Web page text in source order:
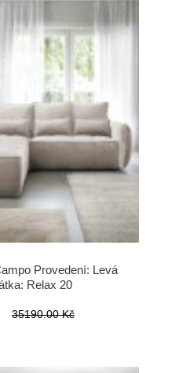
Provedení: Levá
Relax 20
35190.00 Kč